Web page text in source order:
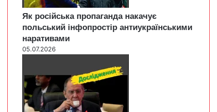
Як російська пропаганда накачує
польський інфопростір антиукраїнськими
наративами
05.07.2026